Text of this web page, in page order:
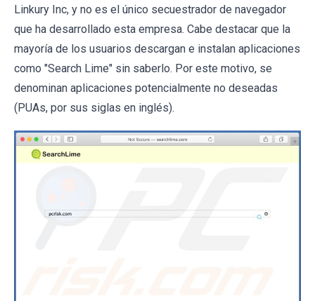
Linkury Inc, y no es el único secuestrador de navegador
que ha desarrollado esta empresa. Cabe destacar que la
mayoría de los usuarios descargan e instalan aplicaciones
como "Search Lime" sin saberlo. Por este motivo, se
denominan aplicaciones potencialmente no deseadas
(PUAs, por sus siglas en inglés).